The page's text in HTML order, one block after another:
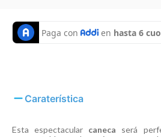
Caraterística
Esta espectacular caneca será